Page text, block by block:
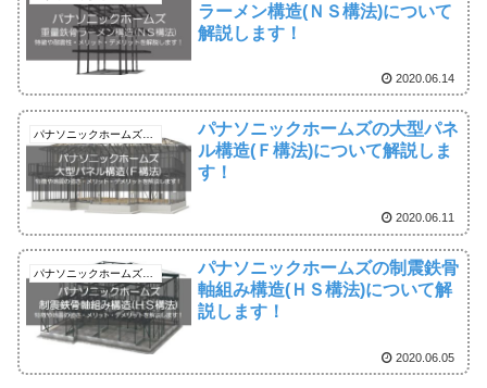
ラーメン構造(ＮＳ構法)について
解説します！
2020.06.14
パナソニックホームズの大型パネ
ル構造(Ｆ構法)について解説しま
す！
2020.06.11
パナソニックホームズの解説ブログ
パナソニックホームズの制震鉄骨
軸組み構造(ＨＳ構法)について解
説します！
2020.06.05